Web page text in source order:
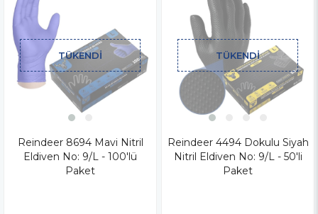
TÜKENDI
Reindeer 8694 Mavi Nitril
Eldiven No: 9/L - 100'lü
Paket
TÜKENDI
Reindeer 4494 Dokulu Siyah
Nitril Eldiven No: 9/L - 50'li
Paket